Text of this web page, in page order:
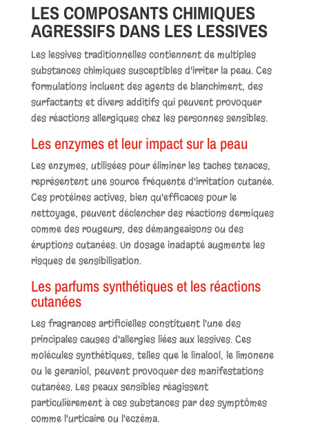
LES COMPOSANTS CHIMIQUES
AGRESSIFS DANS LES LESSIVES
Les lessives traditionnelles contiennent de multiples
substances chimiques susceptibles d'irriter la peau. Ces
formulations incluent des agents de blanchiment, des
surfactants et divers additifs qui peuvent provoquer
des réactions allergiques chez les personnes sensibles.
Les enzymes et leur impact sur la peau
Les enzymes, utilisées pour éliminer les taches tenaces,
représentent une source fréquente d'irritation cutanée.
Ces protéines actives, bien qu'efficaces pour le
nettoyage, peuvent déclencher des réactions dermiques
comme des rougeurs, des démangeaisons ou des
éruptions cutanées. Un dosage inadapté augmente les
risques de sensibilisation.
Les parfums synthétiques et les réactions
cutanées
Les fragrances artificielles constituent l'une des
principales causes d'allergies liées aux lessives. Ces
molécules synthétiques, telles que le linalool, le limonene
ou le geraniol, peuvent provoquer des manifestations
cutanées. Les peaux sensibles réagissent
particulièrement à ces substances par des symptômes
comme l'urticaire ou l'eczéma.